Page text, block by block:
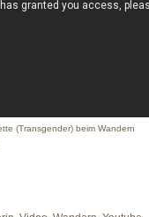
(Transgender) beim Wandern